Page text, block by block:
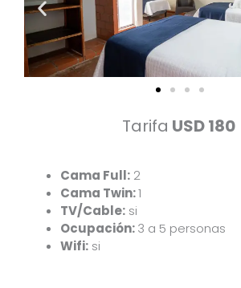
Tarifa USD 180
Cama Full: 2
Cama Twin:1
TV/Cable: si
Ocupación:3 a 5 personas
Wifi: si